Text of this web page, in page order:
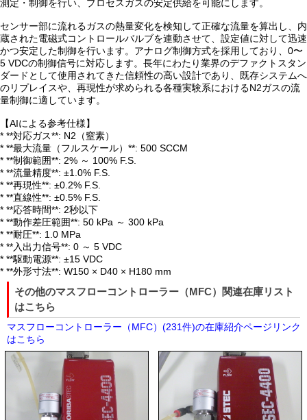
測定・制御を行い、プロセスガスの安定供給を可能にします。
センサー部に流れるガスの熱量変化を検知して正確な流量を算出し、内
蔵された電磁式コントロールバルブを連動させて、設定値に対して迅速
かつ安定した制御を行います。アナログ制御方式を採用しており、0〜
5 VDCの制御信号に対応します。長年にわたり業界のデファクトスタン
ダードとして使用されてきた信頼性の高い設計であり、既存システムへ
のリプレイスや、再現性が求められる各種実験系におけるN2ガスの流
量制御に適しています。
【AIによる参考仕様】
* **対応ガス**: N2（窒素）
* **最大流量（フルスケール）**: 500 SCCM
* **制御範囲**: 2% ～ 100% F.S.
* **流量精度**: ±1.0% F.S.
* **再現性**: ±0.2% F.S.
* **直線性**: ±0.5% F.S.
* **応答時間**: 2秒以下
* **動作差圧範囲**: 50 kPa ～ 300 kPa
* **耐圧**: 1.0 MPa
* **入出力信号**: 0 ～ 5 VDC
* **駆動電源**: ±15 VDC
* **外形寸法**: W150 × D40 × H180 mm
その他のマスフローコントローラー（MFC）関連在庫リスト
はこちら
マスフローコントローラー（MFC）(231件)の在庫紹介ページリンク
はこちら